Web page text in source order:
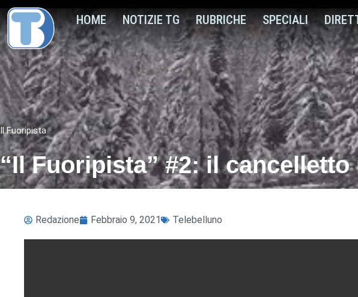
HOME NOTIZIE TG RUBRICHE SPECIALI
Il Fuoripista
“Il Fuoripista” #2: il cancelletto
Redazione Febbraio 9, 2021 Telebelluno